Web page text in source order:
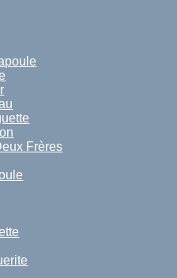
Frères